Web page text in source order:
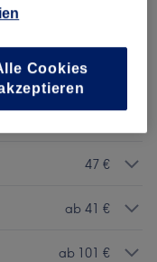
ab 61 €
47 €
ab 41 €
ab 101 €
Cookies